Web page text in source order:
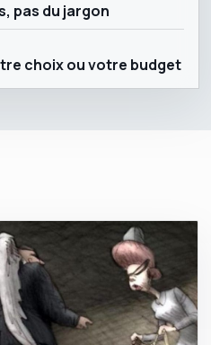
pas du jargon
choix ou votre budget